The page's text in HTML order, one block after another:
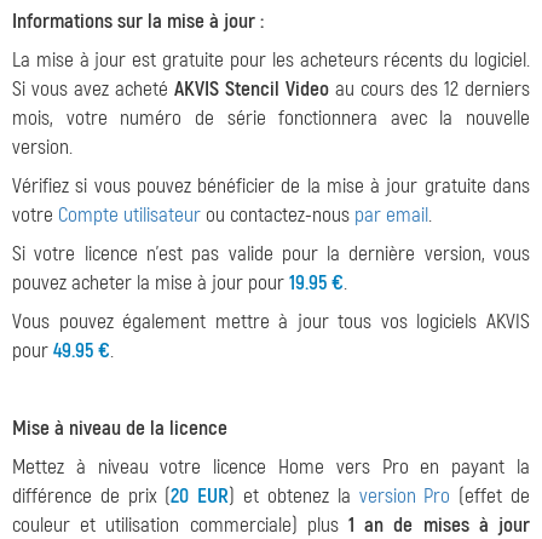
Informations sur la mise à jour :
La mise à jour est gratuite pour les acheteurs récents du logiciel.
Si vous avez acheté AKVIS Stencil Video au cours des 12 derniers
mois, votre numéro de série fonctionnera avec la nouvelle
version.
Vérifiez si vous pouvez bénéficier de la mise à jour gratuite dans
votre Compte utilisateur ou contactez-nous par email.
Si votre licence n'est pas valide pour la dernière version, vous
pouvez acheter la mise à jour pour19.95 €.
Vous pouvez également mettre à jour tous vos logiciels AKVIS
pour49.95 €.
Mise à niveau de la licence
Mettez à niveau votre licence Home vers Pro en payant la
différence de prix (20 EUR) et obtenez la version Pro (effet de
couleur et utilisation commerciale) plus 1 an de mises à jour